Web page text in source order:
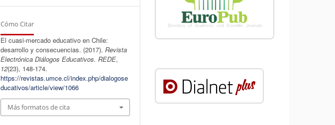
Cómo Citar
El cuasi-mercado educativo en Chile:
desarrollo y consecuencias. (2017).Revista
Electrónica Diálogos Educativos. REDE,
12(23), 148-174.
https://revistas.umce.cl/index.php/dialogose
ducativos/article/view/1066
Más formatos de cita